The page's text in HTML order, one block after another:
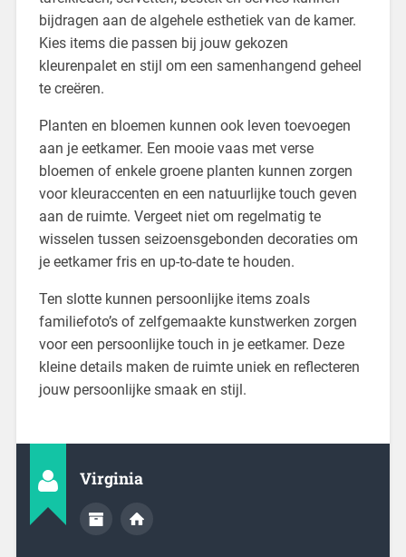
bijdragen aan de algehele esthetiek van de kamer.
Kies items die passen bij jouw gekozen
kleurenpalet en stijl om een samenhangend geheel
te creëren.
Planten en bloemen kunnen ook leven toevoegen
aan je eetkamer. Een mooie vaas met verse
bloemen of enkele groene planten kunnen zorgen
voor kleuraccenten en een natuurlijke touch geven
aan de ruimte. Vergeet niet om regelmatig te
wisselen tussen seizoensgebonden decoraties om
je eetkamer fris en up-to-date te houden.
Ten slotte kunnen persoonlijke items zoals
familiefoto’s of zelfgemaakte kunstwerken zorgen
voor een persoonlijke touch in je eetkamer. Deze
kleine details maken de ruimte uniek en reflecteren
jouw persoonlijke smaak en stijl.
Virginia